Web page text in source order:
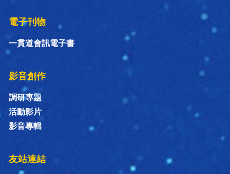
電子刊物
一貫道會訊電子書
影音創作
調研專題
活動影片
影音專輯
友站連結